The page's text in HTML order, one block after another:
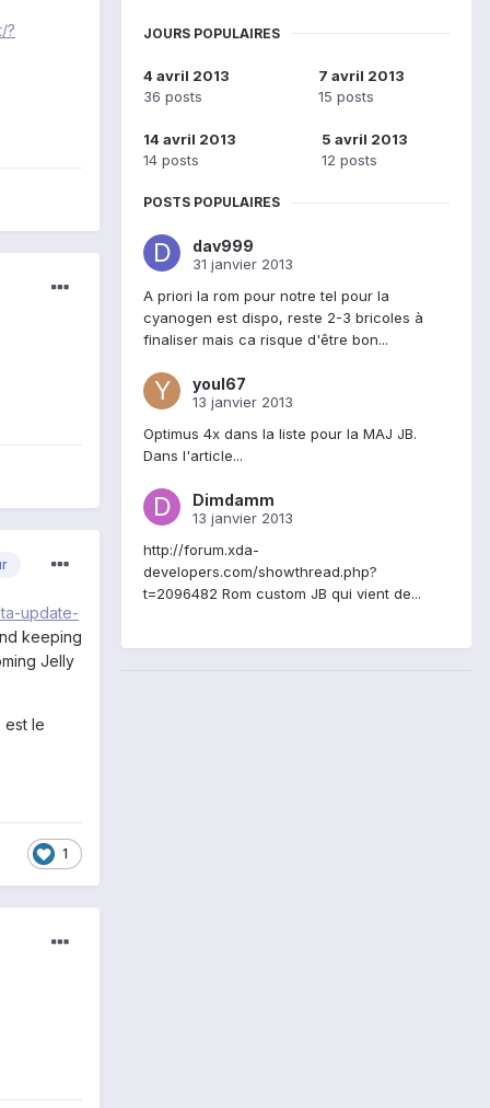
?
update-
keeping
Jelly
est le
1
JOURS POPULAIRES
4 avril 2013
36 posts
7 avril 2013
15 posts
14 avril 2013
14 posts
5 avril 2013
12 posts
POSTS POPULAIRES
dav999
31 janvier 2013
A priori la rom pour notre tel pour la
cyanogen est dispo, reste 2-3 bricoles à
finaliser mais ca risque d'être bon...
youl67
13 janvier 2013
Optimus 4x dans la liste pour la MAJ JB.
Dans l'article...
Dimdamm
13 janvier 2013
http://forum.xda-
developers.com/showthread.php?
t=2096482 Rom custom JB qui vient de...